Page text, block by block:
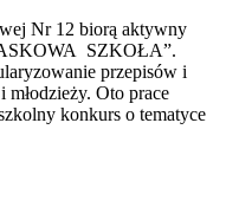
Nr 12 biorą aktywny
SZKOŁA”.
przepisów i
Oto prace
konkurs o tematyce